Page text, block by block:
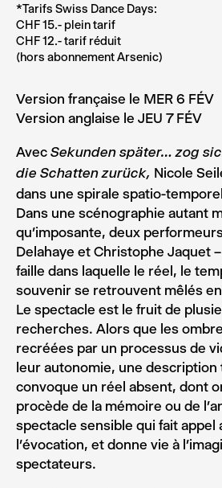
Version française le MER 6 FÉV
Version anglaise le JEU 7 FÉV
Avec Sekunden später… zog
die Schatten zurück, Nicole
dans une spirale spatio-
Dans une scénographie autant
qu’imposante, deux
Delahaye et Christophe Jaquet
faille dans laquelle le réel, le
souvenir se retrouvent mêlés
Le spectacle est le fruit de
recherches. Alors que les
recréées par un processus de
leur autonomie, une description
convoque un réel absent, dont
procède de la mémoire ou de
spectacle sensible qui fait appel
l’évocation, et donne vie à
spectateurs.
*Tarifs Swiss Dance Days:
CHF 15.- plein tarif
CHF 12.- tarif réduit
(hors abonnement Arsenic)